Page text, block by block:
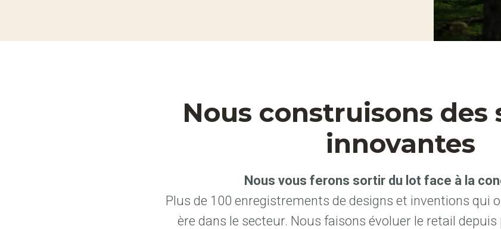
Nous construisons des
innovantes
Nous vous ferons sortir du lot face à la
Plus de 100 enregistrements de designs et inventions qui
ère dans le secteur. Nous faisons évoluer le retail depuis